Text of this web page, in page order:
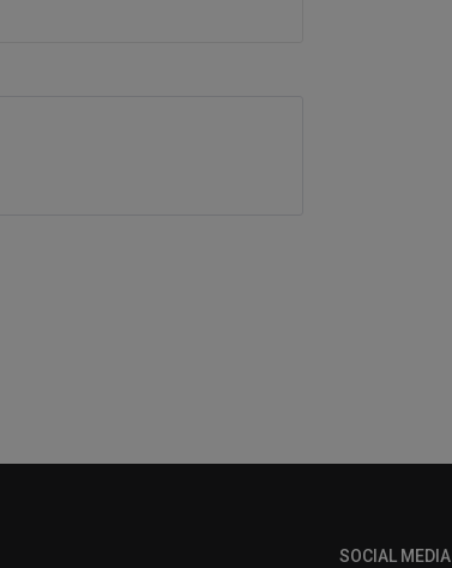
SOCIAL MEDIA